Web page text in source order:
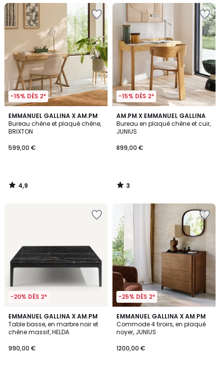
-15% DÈS 2*
EMMANUEL GALLINA X AM.PM
Bureau chêne et plaqué chêne,
BRIXTON
599,00 €
4,9
/ 5
4,9
/
-15% DÈS 2*
AM.PM X EMMANUEL GALLINA
Bureau en plaqué chêne et cuir,
JUNIUS
899,00 €
3
/
5
3
/
-20% DÈS 2*
EMMANUEL GALLINA X AM.PM
Table basse, en marbre noir et
chêne massif, HELDA
990,00 €
3,9
/ 5
-25% DÈS 2*
EMMANUEL GALLINA X AM.PM
Commode 4 tiroirs, en plaqué
noyer, JUNIUS
1200,00 €
5
/
5